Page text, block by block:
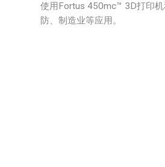
使用Fortus 450mc™ 3D打印
防、制造业等应用。